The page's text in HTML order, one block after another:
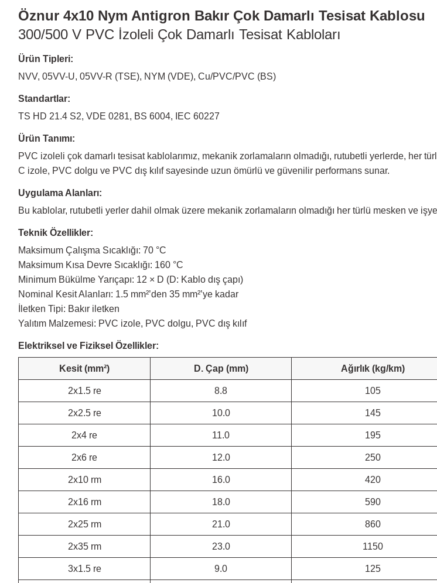
Öznur 4x10 Nym Antigron Bakır Çok Damarlı Tesisat Kablosu
300/500 V PVC İzoleli Çok Damarlı Tesisat Kabloları
Ürün Tipleri:
NVV, 05VV-U, 05VV-R (TSE), NYM (VDE), Cu/PVC/PVC (BS)
Standartlar:
TS HD 21.4 S2, VDE 0281, BS 6004, IEC 60227
Ürün Tanımı:
PVC izoleli çok damarlı tesisat kablolarımız, mekanik zorlamaların olmadığı, rutubetli yerlerde, her
C izole, PVC dolgu ve PVC dış kılıf sayesinde uzun ömürlü ve güvenilir performans sunar.
Uygulama Alanları:
Bu kablolar, rutubetli yerler dahil olmak üzere mekanik zorlamaların olmadığı her türlü mesken ve
Teknik Özellikler:
Maksimum Çalışma Sıcaklığı: 70 °C
Maksimum Kısa Devre Sıcaklığı: 160 °C
Minimum Bükülme Yarıçapı: 12 × D (D: Kablo dış çapı)
Nominal Kesit Alanları: 1.5 mm²’den 35 mm²’ye kadar
İletken Tipi: Bakır iletken
Yalıtım Malzemesi: PVC izole, PVC dolgu, PVC dış kılıf
Elektriksel ve Fiziksel Özellikler:
Kesit (mm²) D. Çap (mm) Ağırlık (kg/km)
2x1.5 re 8.8 105
2x2.5 re 10.0 145
2x4 re 11.0 195
2x6 re 12.0 250
2x10 rm 16.0 420
2x16 rm 18.0 590
2x25 rm 21.0 860
2x35 rm 23.0 1150
3x1.5 re 9.0 125